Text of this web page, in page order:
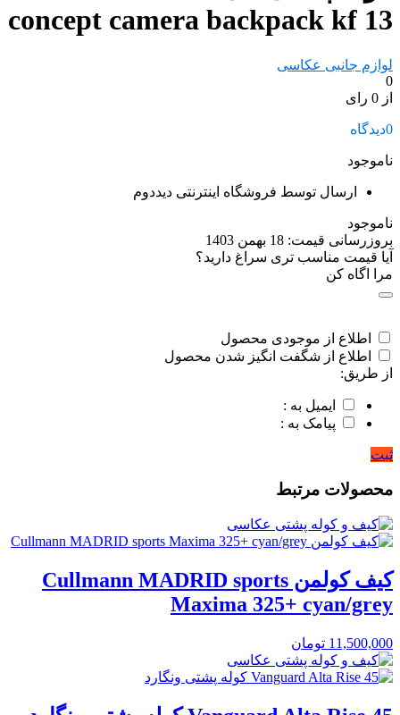
concept camera backpack kf 13
لوازم جانبی عکاسی
0
از 0 رای
0دیدگاه
ناموجود
ارسال توسط فروشگاه اینترنتی دیددوم
ناموجود
بروزرسانی قیمت: 18 بهمن 1403
آیا قیمت مناسب تری سراغ دارید؟
مرا اگاه کن
اطلاع از موجودی محصول
اطلاع از شگفت انگیز شدن محصول
از طریق:
ایمیل به :
پیامک به :
ثبت
محصولات مرتبط
کیف کولمن Cullmann MADRID sports
Maxima 325+ cyan/grey
11,500,000 تومان